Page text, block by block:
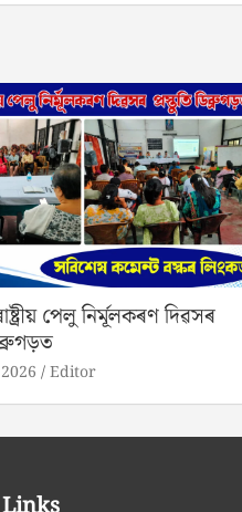
পেলু নির্মূলকৰণ দিৱসৰ
Editor